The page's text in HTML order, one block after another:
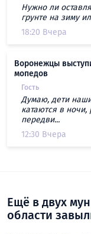
Нужно ли
грунте на зиму
18:20 Вчера
Воронежцы
мопедов
Гость
Думаю, дети
катаются в
передви...
12:30 Вчера
Ещё в двух
области